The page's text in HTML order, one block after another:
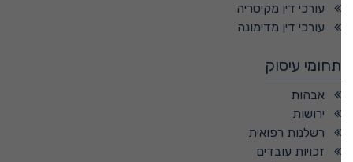
עורכי דין מקיסריה
עורכי דין מדימונה
תחומי עיסוק
אבהות
ירושות
רשלנות רפואית
זכויות עובדים